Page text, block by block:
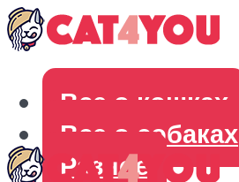
Все о кошках
Все о собаках
Разное